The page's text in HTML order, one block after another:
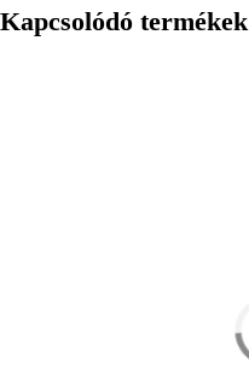
Kapcsolódó termékek